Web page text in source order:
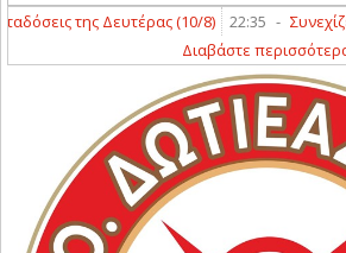
της Δευτέρας (10/8) 22:35 - Συνεχίζει
Διαβάστε